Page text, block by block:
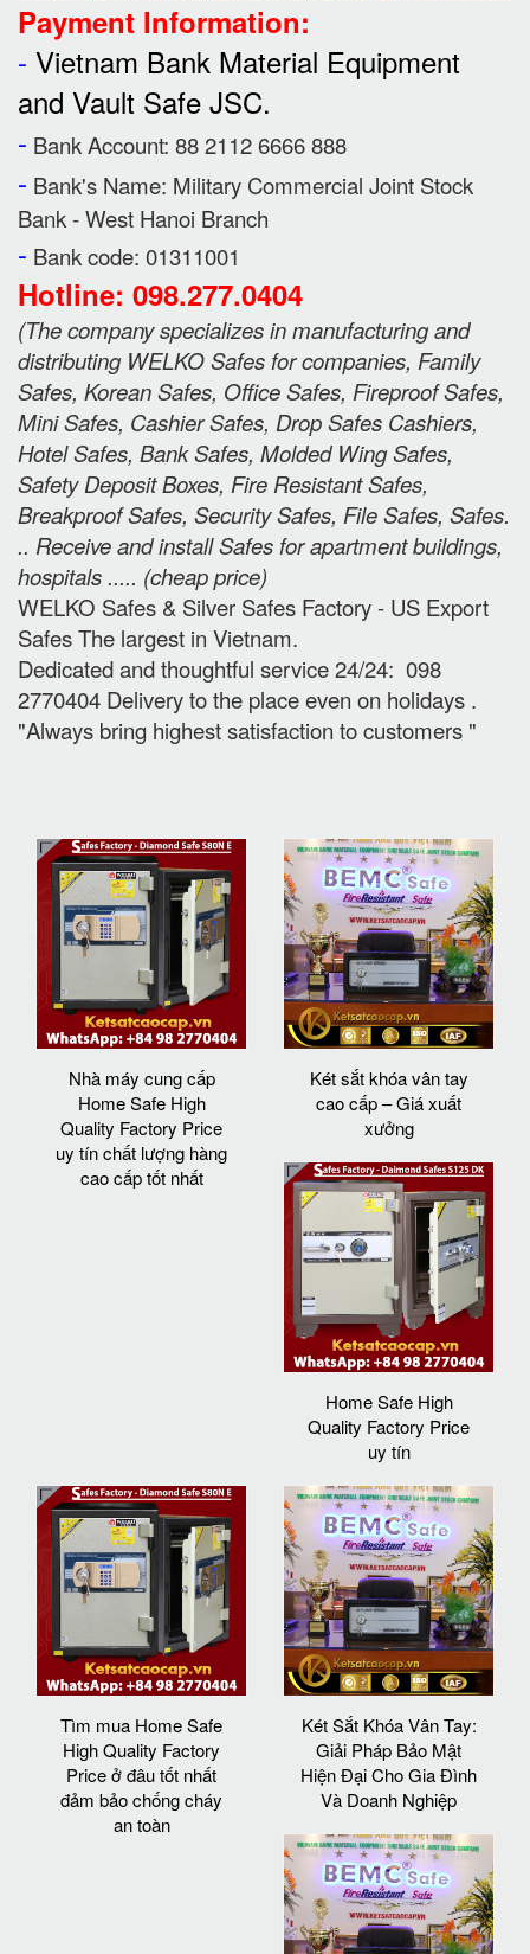
Payment Information:
- Vietnam Bank Material Equipment
and Vault Safe JSC.
- Bank Account: 88 2112 6666 888
- Bank's Name: Military Commercial Joint Stock
Bank - West Hanoi Branch
- Bank code: 01311001
Hotline: 098.277.0404
(The company specializes in manufacturing and
distributing WELKO Safes for companies, Family
Safes, Korean Safes, Office Safes, Fireproof Safes,
Mini Safes, Cashier Safes, Drop Safes Cashiers,
Hotel Safes, Bank Safes, Molded Wing Safes,
Safety Deposit Boxes, Fire Resistant Safes,
Breakproof Safes, Security Safes, File Safes, Safes.
.. Receive and install Safes for apartment buildings,
hospitals ..... (cheap price)
WELKO Safes & Silver Safes Factory - US Export
Safes The largest in Vietnam.
Dedicated and thoughtful service 24/24: 098
2770404 Delivery to the place even on holidays .
"Always bring highest satisfaction to customers "
Nhà máy cung cấp
Home Safe High
Quality Factory Price
uy tín chất lượng hàng
cao cấp tốt nhất
Két sắt khóa vân tay
cao cấp – Giá xuất
xưởng
Home Safe High
Quality Factory Price
uy tín
Tìm mua Home Safe
High Quality Factory
Price ở đâu tốt nhất
đảm bảo chống cháy
an toàn
Két Sắt Khóa Vân Tay:
Giải Pháp Bảo Mật
Hiện Đại Cho Gia Đình
Và Doanh Nghiệp